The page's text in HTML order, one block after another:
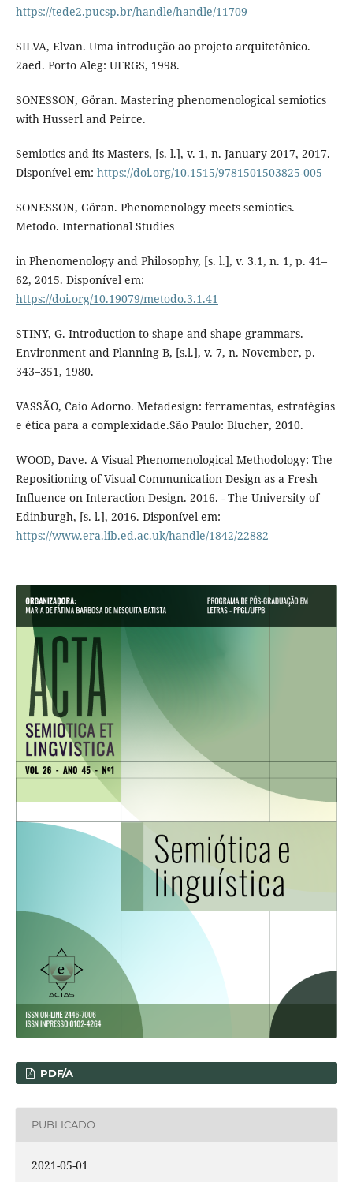
https://tede2.pucsp.br/handle/handle/11709
SILVA, Elvan. Uma introdução ao projeto arquitetônico.
2aed. Porto Aleg: UFRGS, 1998.
SONESSON, Göran. Mastering phenomenological semiotics
with Husserl and Peirce.
Semiotics and its Masters, [s. l.], v. 1, n. January 2017, 2017.
Disponível em: https://doi.org/10.1515/9781501503825-005
SONESSON, Göran. Phenomenology meets semiotics.
Metodo. International Studies
in Phenomenology and Philosophy, [s. l.], v. 3.1, n. 1, p. 41–
62, 2015. Disponível em:
https://doi.org/10.19079/metodo.3.1.41
STINY, G. Introduction to shape and shape grammars.
Environment and Planning B, [s.l.], v. 7, n. November, p.
343–351, 1980.
VASSÃO, Caio Adorno. Metadesign: ferramentas, estratégias
e ética para a complexidade.São Paulo: Blucher, 2010.
WOOD, Dave. A Visual Phenomenological Methodology: The
Repositioning of Visual Communication Design as a Fresh
Influence on Interaction Design. 2016. - The University of
Edinburgh, [s. l.], 2016. Disponível em:
https://www.era.lib.ed.ac.uk/handle/1842/22882
PDF/A
PUBLICADO
2021-05-01